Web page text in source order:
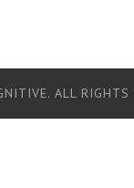
ALL RIGHTS